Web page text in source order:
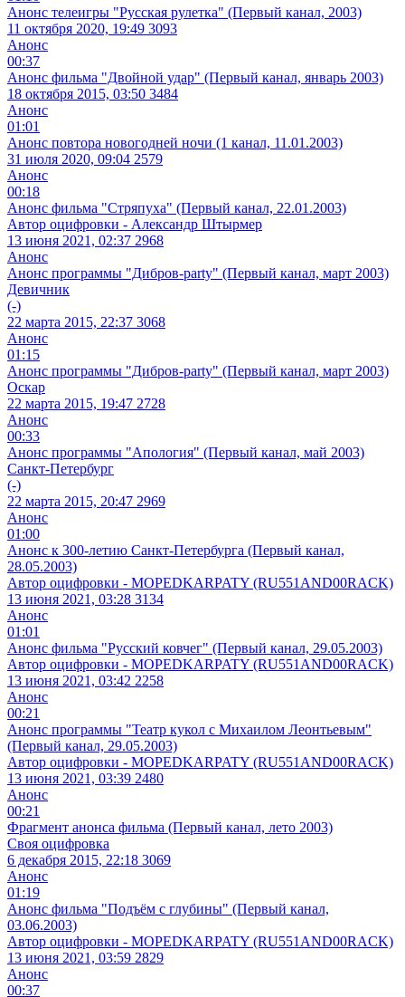
Анонс телеигры "Русская рулетка" (Первый канал, 2003)
11 октября 2020, 19:49 3093
Анонс
00:37
Анонс фильма "Двойной удар" (Первый канал, январь 2003)
18 октября 2015, 03:50 3484
Анонс
01:01
Анонс повтора новогодней ночи (1 канал, 11.01.2003)
31 июля 2020, 09:04 2579
Анонс
00:18
Анонс фильма "Стряпуха" (Первый канал, 22.01.2003)
Автор оцифровки - Александр Штырмер
13 июня 2021, 02:37 2968
Анонс
Анонс программы "Дибров-party" (Первый канал, март 2003)
Девичник
(-)
22 марта 2015, 22:37 3068
Анонс
01:15
Анонс программы "Дибров-party" (Первый канал, март 2003)
Оскар
22 марта 2015, 19:47 2728
Анонс
00:33
Анонс программы "Апология" (Первый канал, май 2003)
Cанкт-Петербург
(-)
22 марта 2015, 20:47 2969
Анонс
01:00
Анонс к 300-летию Санкт-Петербурга (Первый канал,
28.05.2003)
Автор оцифровки - MOPEDKARPATY (RU551AND00RACK)
13 июня 2021, 03:28 3134
Анонс
01:01
Анонс фильма "Русский ковчег" (Первый канал, 29.05.2003)
Автор оцифровки - MOPEDKARPATY (RU551AND00RACK)
13 июня 2021, 03:42 2258
Анонс
00:21
Анонс программы "Театр кукол с Михаилом Леонтьевым"
(Первый канал, 29.05.2003)
Автор оцифровки - MOPEDKARPATY (RU551AND00RACK)
13 июня 2021, 03:39 2480
Анонс
00:21
Фрагмент анонса фильма (Первый канал, лето 2003)
Своя оцифровка
6 декабря 2015, 22:18 3069
Анонс
01:19
Анонс фильма "Подъём с глубины" (Первый канал,
03.06.2003)
Автор оцифровки - MOPEDKARPATY (RU551AND00RACK)
13 июня 2021, 03:59 2829
Анонс
00:37